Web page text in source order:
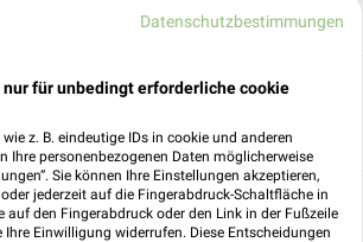
für Scharbeutz
Datenschutzbestimmungen
für unbedingt erforderliche cookie
z. B. eindeutige IDs in cookie und anderen
Ihre personenbezogenen Daten möglicherweise
Sie können Ihre Einstellungen akzeptieren,
jederzeit auf die Fingerabdruck-Schaltfläche in
auf den Fingerabdruck oder den Link in der Fußzeile
Ihre Einwilligung widerrufen. Diese Entscheidungen